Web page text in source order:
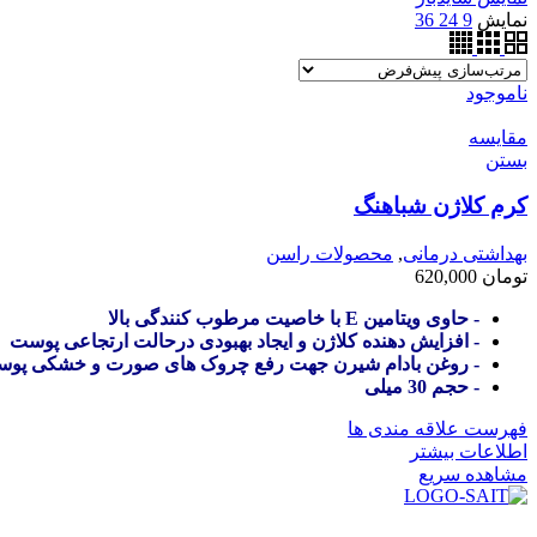
نمایش 9
24
36
ناموجود
مقایسه
بستن
کرم کلاژن شباهنگ
بهداشتی درمانی, محصولات راسن
تومان
- حاوی ویتامین E با خاصیت مرطوب کنندگی بالا
- افزایش دهنده کلاژن و ایجاد بهبودی درحالت ارتجاعی پوست
- روغن بادام شیرن جهت رفع چروک های صورت و خشکی
- حجم 30 میلی
فهرست علاقه مندی ها
اطلاعات بیشتر
مشاهده سریع